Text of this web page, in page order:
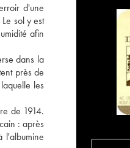
d'une
sol y est
afin
dans la
près de
les
de 1914.
: après
l'albumine